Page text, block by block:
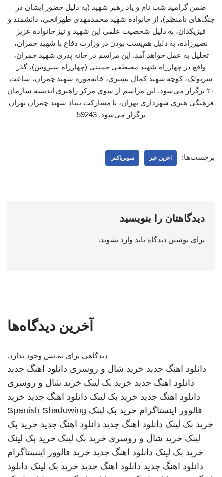
ضمن گرامیداشت نام و یاد رهبر شهید (به دلیل حضور ایشان در
جنگ‌های نامنظم)، از خانواده شهید محمدمهدی طهرانچی، دانشمند و
فیزیکدان، به دلیل شخصیت علمی این شهید و نیز خانواده عزیز
نصیرزاده، به دلیل هم‌پست بودن در وزارت دفاع با شهید چمران،
تجلیل به عمل خواهد آمد. این مراسم در خانه پدری شهید چمران،
واقع در چهارراه شهید مصطفی خمینی (چهارراه سیروس)، گذر
سرپولک، کوچه شهید کمال بشیری، خانه‌موزه شهید چمران، ساعت
۲۰ برگزار می‌شود. این مراسم از سوی مرکز راهبری اندیشه سازمان
فرهنگی هنری شهرداری تهران، با مشارکت بنیاد شهید چمران تهران
برگزار می‌شود. 59243
برچسب‌ها: اخرین خبر سوپرباکس
دیدگاهتان را بنویسید
برای نوشتن دیدگاه باید وارد بشوید.
آخرین دیدگاه‌ها
دیدگاهی برای نمایش وجود ندارد.
دانلود اهنگ جدید خرید شال و روسری دانلود اهنگ جدید
دانلود اهنگ جدید خرید بک لینک خرید شال و روسری
دانلود اهنگ جدید خرید بک لینک دانلود اهنگ جدید خرید
فالوور اینستاگرام خرید بک لینک Spanish Shadowing
خرید بک لینک دانلود اهنگ جدید دانلود اهنگ جدید خرید بک
لینک خرید شال و روسری خرید بک لینک خرید بک لینک
خرید بک لینک دانلود اهنگ جدید خرید فالوور اینستاگرام
دانلود اهنگ جدید دانلود اهنگ جدید خرید بک لینک دانلود